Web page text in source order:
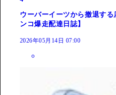
ウーバーイーツから撤退す
ンコ爆走配達日誌】
2026年05月14日 07:00